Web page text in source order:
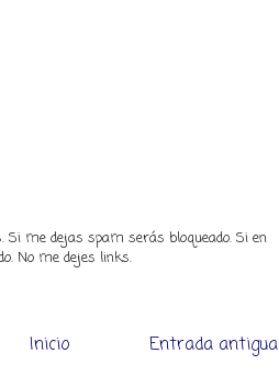
Si me dejas spam serás bloqueado. Si en
No me dejes links.
Entrada antigua
Inicio